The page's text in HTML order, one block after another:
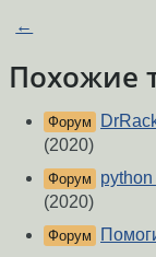
←
Похожие
Форум
(2020)
Форум
(2020)
Форум